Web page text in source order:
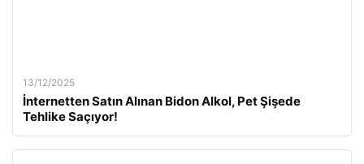
13/12/2025
İnternetten Satın Alınan Bidon Alkol, Pet Şişede
Tehlike Saçıyor!